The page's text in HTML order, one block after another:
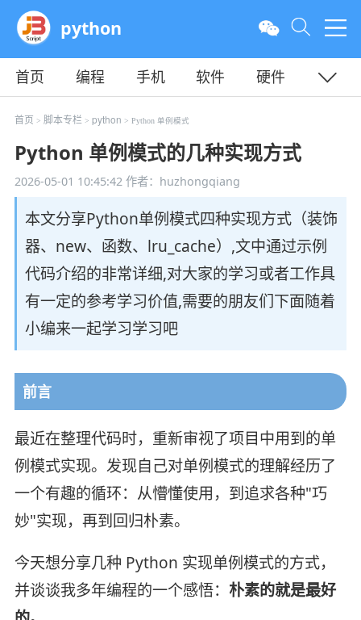
python
首页 编程 手机 软件
硬件
教程
平面 服务器
首页 > 脚本专栏> python > Python 单例模式
Python 单例模式的几种实现方式
2026-05-01 10:45:42作者：huzhongqiang
本文分享Python单例模式四种实现方式（装饰
器、new、函数、lru_cache）,文中通过示例
代码介绍的非常详细,对大家的学习或者工作具
有一定的参考学习价值,需要的朋友们下面随着
小编来一起学习学习吧
前言
最近在整理代码时，重新审视了项目中用到的单
例模式实现。发现自己对单例模式的理解经历了
一个有趣的循环：从懵懂使用，到追求各种"巧
妙"实现，再到回归朴素。
今天想分享几种 Python 实现单例模式的方式，
并谈谈我多年编程的一个感悟： 朴素的就是最好